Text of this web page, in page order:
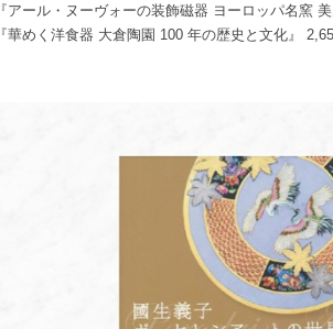
『アール・ヌーヴォーの装飾磁器 ヨーロッパ名窯
『華めく洋食器 大倉陶園 100 年の歴史と文化』